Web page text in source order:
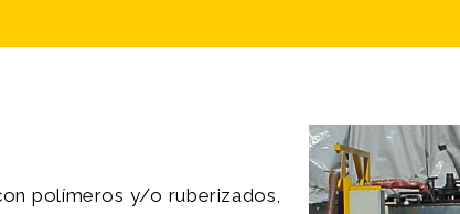
polímeros y/o ruberizados,